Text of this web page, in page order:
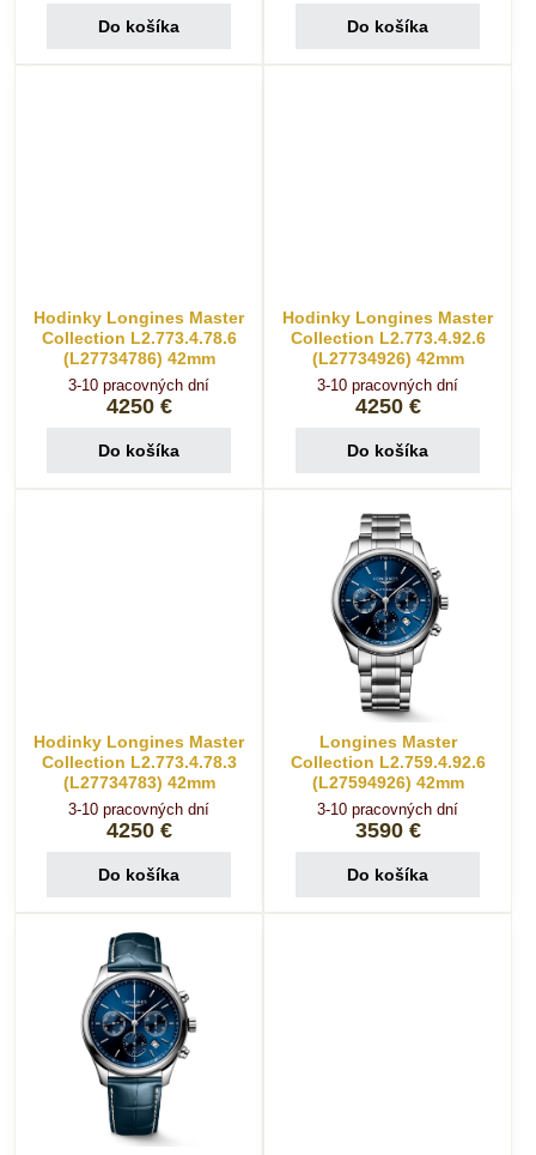
Do košíka Do košíka
Hodinky Longines Master
Collection L2.773.4.78.6
(L27734786) 42mm
3-10 pracovných dní
4250 €
Do košíka
Hodinky Longines Master
Collection L2.773.4.92.6
(L27734926) 42mm
3-10 pracovných dní
4250 €
Do košíka
Hodinky Longines Master
Collection L2.773.4.78.3
(L27734783) 42mm
3-10 pracovných dní
4250 €
Do košíka
Longines Master
Collection L2.759.4.92.6
(L27594926) 42mm
3-10 pracovných dní
3590 €
Do košíka